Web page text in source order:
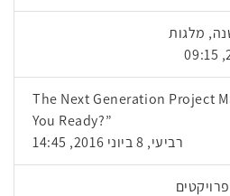
מלגות
The Next Generation Project
You Ready?”
רביעי, 8 ביוני 2016, 14:45